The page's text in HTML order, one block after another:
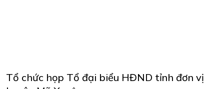
Tổ chức họp Tổ đại biểu HĐND tỉnh đơn vị